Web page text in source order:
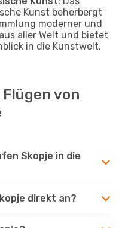
Kunst beherbergt
moderner und
aller Welt und bietet
in die Kunstwelt.
von
Skopje in die
direkt an?